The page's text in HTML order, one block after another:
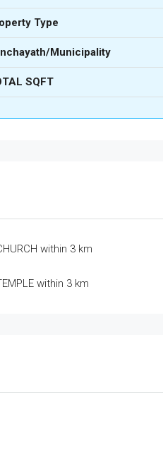
Type
Municipality
SQFT
within 3 km
within 3 km